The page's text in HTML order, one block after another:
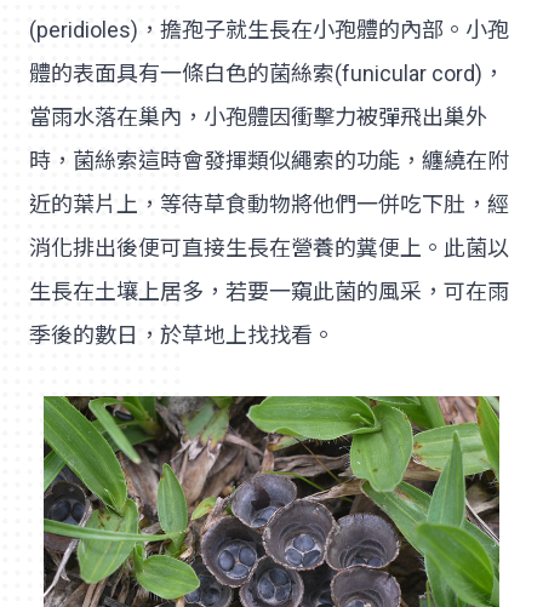
(peridioles)，擔孢子就生長在小孢體的內部。小孢
體的表面具有一條白色的菌絲索(funicular cord)，
當雨水落在巢內，小孢體因衝擊力被彈飛出巢外
時，菌絲索這時會發揮類似繩索的功能，纏繞在附
近的葉片上，等待草食動物將他們一併吃下肚，經
消化排出後便可直接生長在營養的糞便上。此菌以
生長在土壤上居多，若要一窺此菌的風采，可在雨
季後的數日，於草地上找找看。